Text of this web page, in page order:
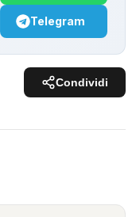
Telegram
Condividi